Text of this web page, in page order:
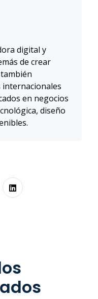
digital y
de crear
en negocios
diseño